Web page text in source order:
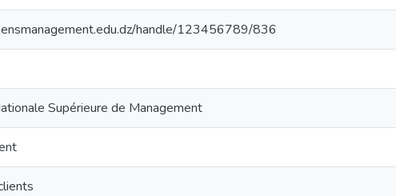
handle/123456789/836
Supérieure de Management